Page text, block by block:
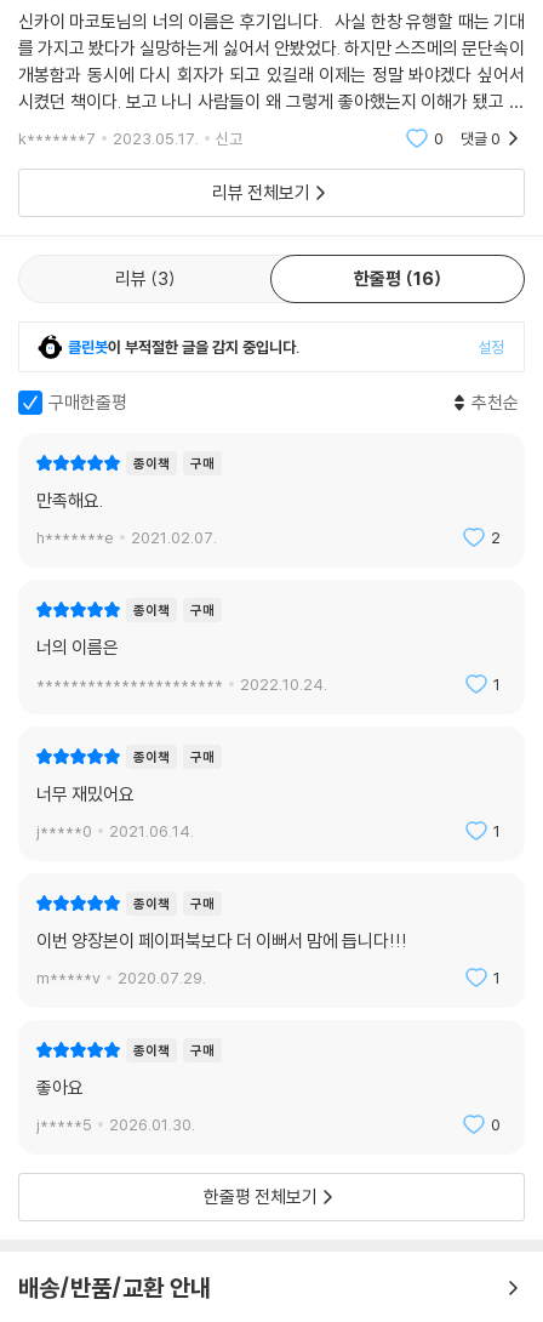
신카이 마코토님의 너의 이름은 후기입니다. 사실 한창 유행할 때는 기대
를 가지고 봤다가 실망하는게 싫어서 안봤었다. 하지만 스즈메의 문단속이
개봉함과 동시에 다시 회자가 되고 있길래 이제는 정말 봐야겠다 싶어서
시켰던 책이다. 보고 나니 사람들이 왜 그렇게 좋아했는지 이해가 됐고 너
무 재밌어서 왜 이제야 본거지, 하고 후회되긴 했지만 이제라도 본 것에 의
k*******7 2023.05.17. 신고 0 댓글0
리뷰 전체보기
리뷰 3 한줄평 16
클린봇이 부적절한 글을 감지 중입니다. 설정
구매한줄평 추천순
종이책 구매
만족해요.
h*******e 2021.02.07. 2
종이책 구매
너의 이름은
********************** 2022.10.24. 1
종이책 구매
너무 재밌어요
j*****0 2021.06.14. 1
종이책 구매
이번 양장본이 페이퍼북보다 더 이뻐서 맘에 듭니다!!!
m*****v 2020.07.29. 1
종이책 구매
좋아요
j*****5 2026.01.30. 0
한줄평 전체보기
배송/반품/교환 안내